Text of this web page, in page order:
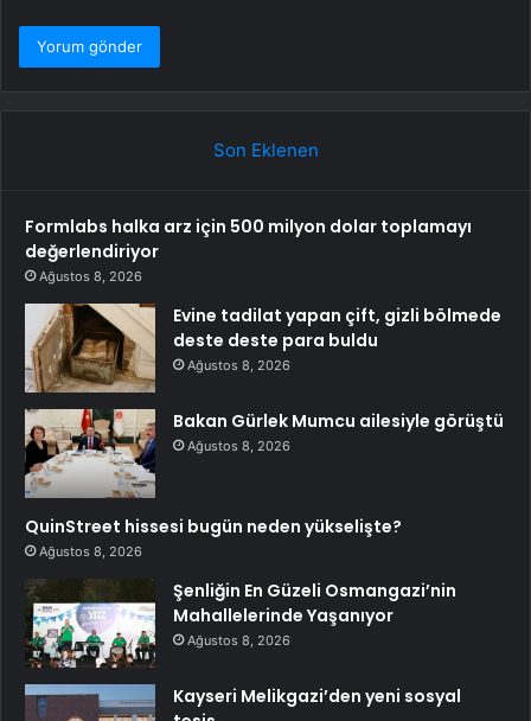
Son Eklenen
Formlabs halka arz için 500 milyon dolar toplamayı
değerlendiriyor
Ağustos 8, 2026
Evine tadilat yapan çift, gizli bölmede
deste deste para buldu
Ağustos 8, 2026
Bakan Gürlek Mumcu ailesiyle görüştü
Ağustos 8, 2026
QuinStreet hissesi bugün neden yükselişte?
Ağustos 8, 2026
Şenliğin En Güzeli Osmangazi’nin
Mahallelerinde Yaşanıyor
Ağustos 8, 2026
Kayseri Melikgazi’den yeni sosyal